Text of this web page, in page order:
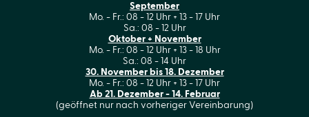
September
Mo. - Fr.: 08 - 12 Uhr + 13 - 17 Uhr
Sa.: 08 - 12 Uhr
Oktober + November
Mo. - Fr.: 08 - 12 Uhr + 13 - 18 Uhr
Sa.: 08 - 14 Uhr
30. November bis 18. Dezember
Mo. - Fr.: 08 - 12 Uhr + 13 - 17 Uhr
Ab 21. Dezember - 14. Februar
(geöffnet nur nach vorheriger Vereinbarung)